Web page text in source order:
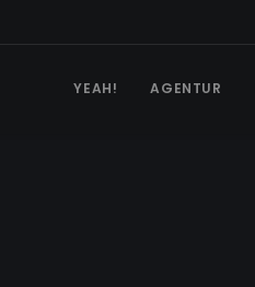
YEAH! AGENTUR